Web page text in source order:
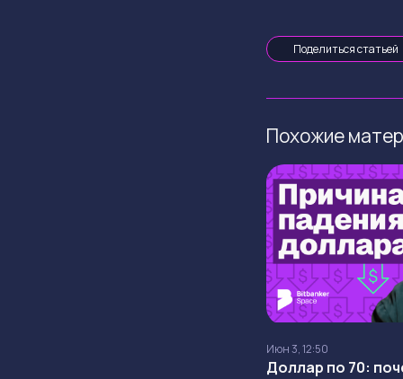
Поделиться статьей
Похожие
Июн 3, 12:50
Доллар по 70: